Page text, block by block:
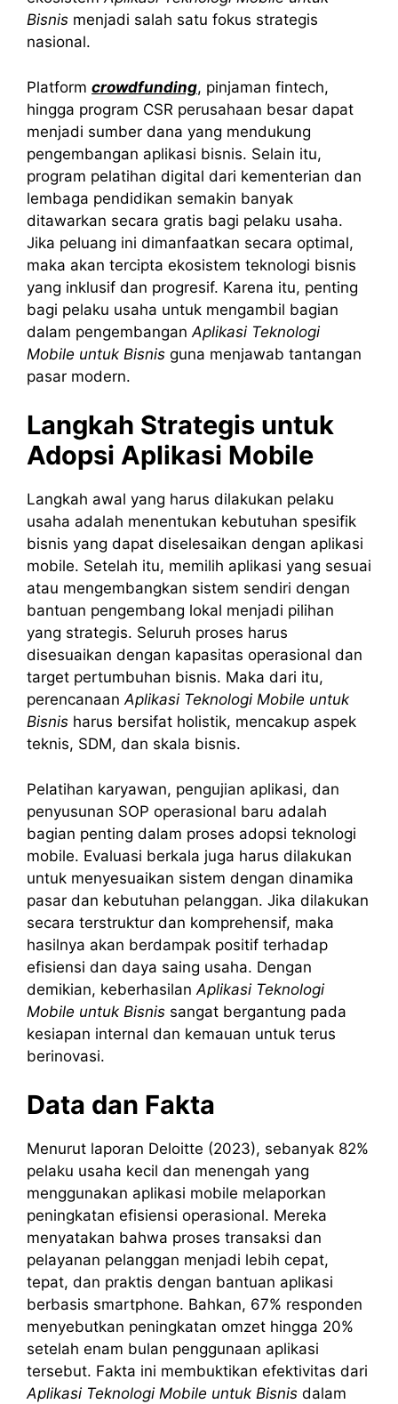
Bisnis menjadi salah satu fokus strategis
nasional.
Platform crowdfunding, pinjaman fintech,
hingga program CSR perusahaan besar dapat
menjadi sumber dana yang mendukung
pengembangan aplikasi bisnis. Selain itu,
program pelatihan digital dari kementerian dan
lembaga pendidikan semakin banyak
ditawarkan secara gratis bagi pelaku usaha.
Jika peluang ini dimanfaatkan secara optimal,
maka akan tercipta ekosistem teknologi bisnis
yang inklusif dan progresif. Karena itu, penting
bagi pelaku usaha untuk mengambil bagian
dalam pengembangan Aplikasi Teknologi
Mobile untuk Bisnis guna menjawab tantangan
pasar modern.
Langkah Strategis untuk
Adopsi Aplikasi Mobile
Langkah awal yang harus dilakukan pelaku
usaha adalah menentukan kebutuhan spesifik
bisnis yang dapat diselesaikan dengan aplikasi
mobile. Setelah itu, memilih aplikasi yang sesuai
atau mengembangkan sistem sendiri dengan
bantuan pengembang lokal menjadi pilihan
yang strategis. Seluruh proses harus
disesuaikan dengan kapasitas operasional dan
target pertumbuhan bisnis. Maka dari itu,
perencanaanAplikasi Teknologi Mobile untuk
Bisnis harus bersifat holistik, mencakup aspek
teknis, SDM, dan skala bisnis.
Pelatihan karyawan, pengujian aplikasi, dan
penyusunan SOP operasional baru adalah
bagian penting dalam proses adopsi teknologi
mobile. Evaluasi berkala juga harus dilakukan
untuk menyesuaikan sistem dengan dinamika
pasar dan kebutuhan pelanggan. Jika dilakukan
secara terstruktur dan komprehensif, maka
hasilnya akan berdampak positif terhadap
efisiensi dan daya saing usaha. Dengan
demikian, keberhasilan Aplikasi Teknologi
Mobile untuk Bisnis sangat bergantung pada
kesiapan internal dan kemauan untuk terus
berinovasi.
Data dan Fakta
Menurut laporan Deloitte (2023), sebanyak 82%
pelaku usaha kecil dan menengah yang
menggunakan aplikasi mobile melaporkan
peningkatan efisiensi operasional. Mereka
menyatakan bahwa proses transaksi dan
pelayanan pelanggan menjadi lebih cepat,
tepat, dan praktis dengan bantuan aplikasi
berbasis smartphone. Bahkan, 67% responden
menyebutkan peningkatan omzet hingga 20%
setelah enam bulan penggunaan aplikasi
tersebut. Fakta ini membuktikan efektivitas dari
Aplikasi Teknologi Mobile untuk Bisnis dalam